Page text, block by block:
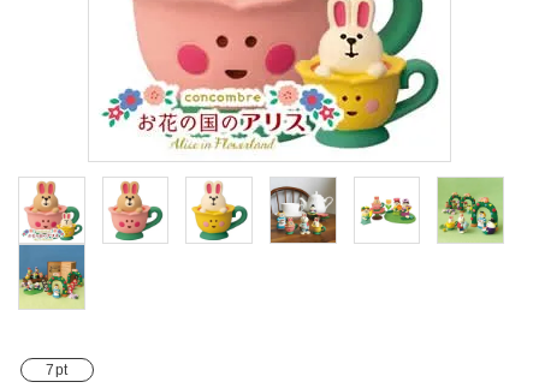
カテゴリーから探す
7pt